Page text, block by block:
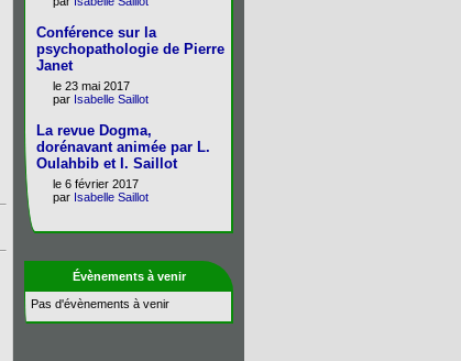
Conférence sur la
psychopathologie de Pierre
Janet
le 23 mai 2017
par Isabelle Saillot
La revue Dogma,
dorénavant animée par L.
Oulahbib et I. Saillot
le 6 février 2017
par Isabelle Saillot
Évènements à venir
Pas d'évènements à venir